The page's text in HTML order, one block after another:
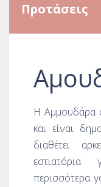
Προτάσεις
Η Αμμουδάρα
και είναι
διαθέτει
περισσότερα